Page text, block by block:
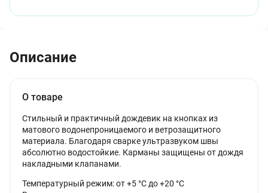
Описание
О товаре
Стильный и практичный дождевик на кнопках из
матового водонепроницаемого и ветрозащитного
материала. Благодаря сварке ультразвуком швы
абсолютно водостойкие. Карманы защищены от дождя
накладными клапанами.
Температурный режим: от +5 °C до +20 °C